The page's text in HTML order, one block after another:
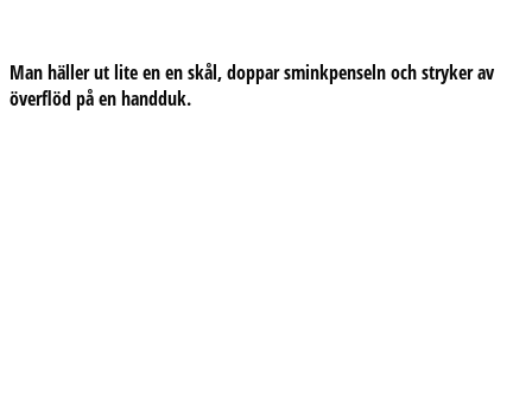
Man häller ut lite en en skål, doppar sminkpenseln och stryker av
överflöd på en handduk.